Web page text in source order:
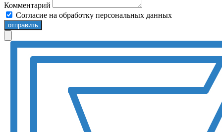
Комментарий
Согласие на обработку персональных данных
отправить